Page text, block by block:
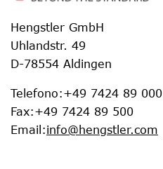
Hengstler GmbH
Uhlandstr. 49
D-78554 Aldingen
Telefono:+49 7424 89 000
Fax:+49 7424 89 500
Email :info@hengstler.com